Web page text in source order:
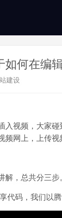
如何在编
建设
入视频，大家
频网上，上传
解，总共分三步
代码，我们以腾